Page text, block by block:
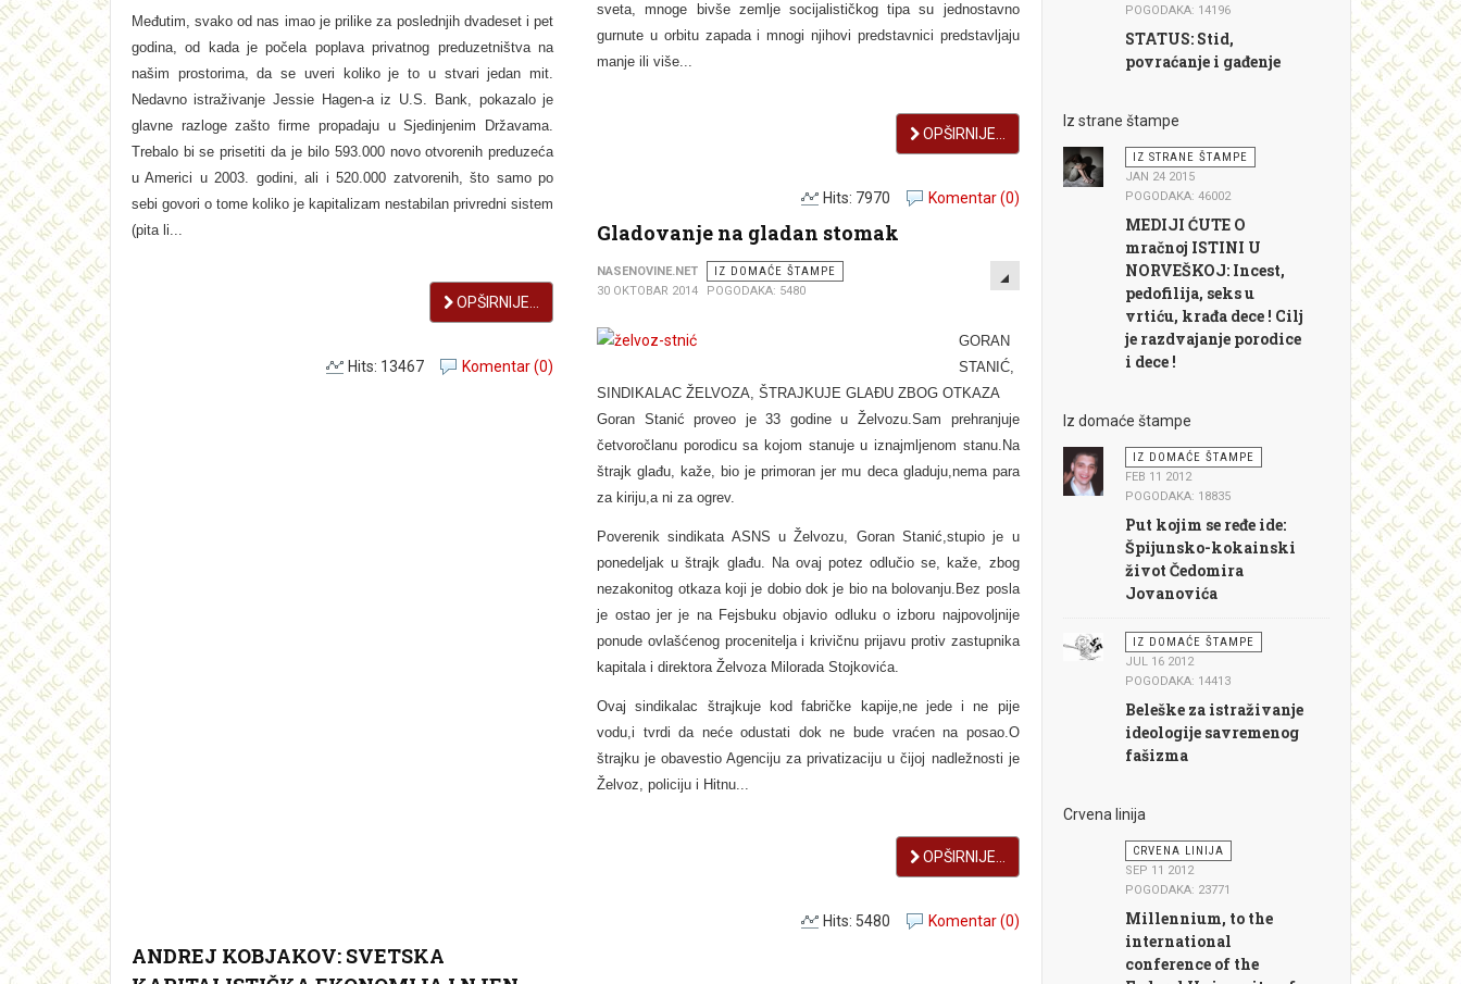
Međutim, svako od nas imao je prilike za poslednjih dvadeset i pet
godina, od kada je počela poplava privatnog preduzetništva na
našim prostorima, da se uveri koliko je to u stvari jedan mit.
Nedavno istraživanje Jessie Hagen-a iz U.S. Bank, pokazalo je
glavne razloge zašto firme propadaju u Sjedinjenim Državama.
Trebalo bi se prisetiti da je bilo 593.000 novo otvorenih preduzeća
u Americi u 2003. godini, ali i 520.000 zatvorenih, što samo po
sebi govori o tome koliko je kapitalizam nestabilan privredni sistem
(pita li...
OPŠIRNIJE...
Komentar (0)
Hits: 13467
sveta, mnoge bivše zemlje socijalističkog tipa su jednostavno
gurnute u orbitu zapada i mnogi njihovi predstavnici predstavljaju
manje ili više...
OPŠIRNIJE...
Komentar (0)
Hits: 7970
Gladovanje na gladan stomak
EMPTY
NASENOVINE.NET
IZ DOMAĆE ŠTAMPE
30 OKTOBAR 2014
POGODAKA: 5480
GORAN
STANIĆ,
SINDIKALAC ŽELVOZA, ŠTRAJKUJE GLAĐU ZBOG OTKAZA
Goran Stanić proveo je 33 godine u Želvozu.Sam prehranjuje
četvoročlanu porodicu sa kojom stanuje u iznajmljenom stanu.Na
štrajk glađu, kaže, bio je primoran jer mu deca gladuju,nema para
za kiriju,a ni za ogrev.
Poverenik sindikata ASNS u Želvozu, Goran Stanić,stupio je u
ponedeljak u štrajk glađu. Na ovaj potez odlučio se, kaže, zbog
nezakonitog otkaza koji je dobio dok je bio na bolovanju.Bez posla
je ostao jer je na Fejsbuku objavio odluku o izboru najpovoljnije
ponude ovlašćenog procenitelja i krivičnu prijavu protiv zastupnika
kapitala i direktora Želvoza Milorada Stojkovića.
Ovaj sindikalac štrajkuje kod fabričke kapije,ne jede i ne pije
vodu,i tvrdi da neće odustati dok ne bude vraćen na posao.O
štrajku je obavestio Agenciju za privatizaciju u čijoj nadležnosti je
Želvoz, policiju i Hitnu...
OPŠIRNIJE...
Komentar (0)
Hits: 5480
ANDREJ KOBJAKOV: SVETSKA
POGODAKA: 14196
STATUS: Stid,
povraćanje i gađenje
Iz strane štampe
IZ STRANE ŠTAMPE
JAN 24 2015
POGODAKA: 46002
MEDIJI ĆUTE O
mračnoj ISTINI U
NORVEŠKOJ: Incest,
pedofilija, seks u
vrtiću, krađa dece ! Cilj
je razdvajanje porodice
i dece !
Iz domaće štampe
IZ DOMAĆE ŠTAMPE
FEB 11 2012
POGODAKA: 18835
Put kojim se ređe ide:
Špijunsko-kokainski
život Čedomira
Jovanovića
IZ DOMAĆE ŠTAMPE
JUL 16 2012
POGODAKA: 14413
Beleške za istraživanje
ideologije savremenog
fašizma
Crvena linija
CRVENA LINIJA
SEP 11 2012
POGODAKA: 23771
Millennium, to the
international
conference of the